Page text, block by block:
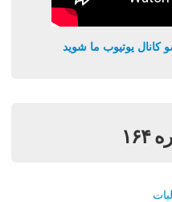
یوتیوب ما شوید